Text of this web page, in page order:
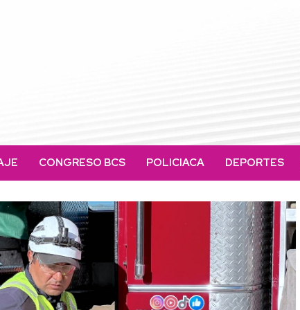
CONGRESO BCS POLICIACA DEPORTES